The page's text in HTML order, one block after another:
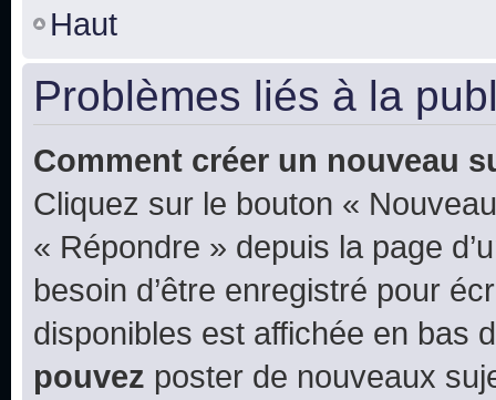
Haut
Problèmes liés à la
Comment créer un nouveau
Cliquez sur le bouton «
« Répondre » depuis la page
besoin d’être enregistré pour
disponibles est affichée en bas
pouvez poster de nouveaux